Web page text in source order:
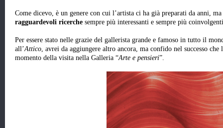
Come dicevo, è un genere con cui l’artista ci ha già preparati da anni,
ragguardevoli ricerche sempre più interessanti e sempre più
Per essere stato nelle grazie del gallerista grande e famoso in tutto il
all’Attico, avrei da aggiungere altro ancora, ma confido nel successo
momento della visita nella Galleria “Arte e pensieri”.